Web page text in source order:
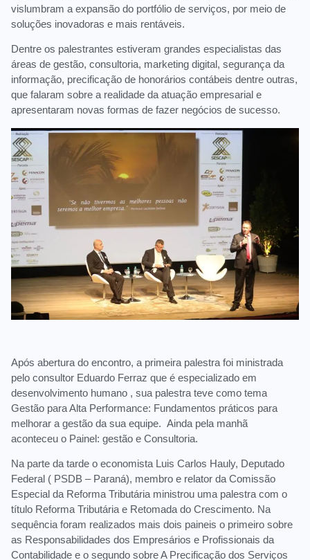
vislumbram a expansão do portfólio de serviços, por meio de
soluções inovadoras e mais rentáveis.
Dentre os palestrantes estiveram grandes especialistas das
áreas de gestão, consultoria, marketing digital, segurança da
informação, precificação de honorários contábeis dentre outras,
que falaram sobre a realidade da atuação empresarial e
apresentaram novas formas de fazer negócios de sucesso.
Após abertura do encontro, a primeira palestra foi ministrada
pelo consultor Eduardo Ferraz que é especializado em
desenvolvimento humano , sua palestra teve como tema
Gestão para Alta Performance: Fundamentos práticos para
melhorar a gestão da sua equipe. Ainda pela manhã
aconteceu o Painel: gestão e Consultoria.
Na parte da tarde o economista Luis Carlos Hauly, Deputado
Federal ( PSDB – Paraná), membro e relator da Comissão
Especial da Reforma Tributária ministrou uma palestra com o
título Reforma Tributária e Retomada do Crescimento. Na
sequência foram realizados mais dois paineis o primeiro sobre
as Responsabilidades dos Empresários e Profissionais da
Contabilidade e o segundo sobre A Precificação dos Serviços